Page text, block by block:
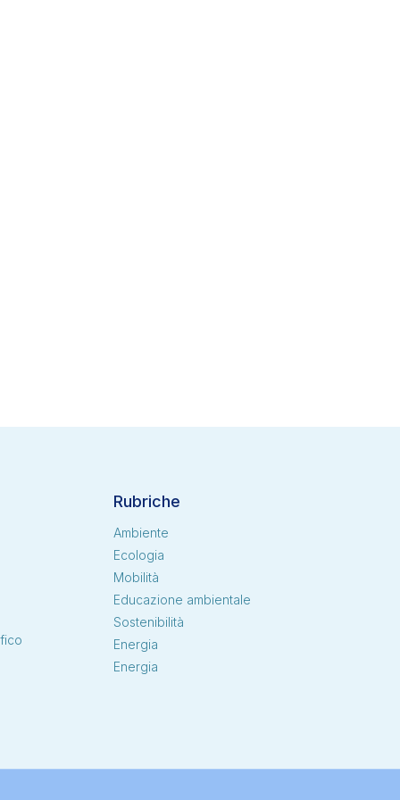
Rubriche
Ambiente
Ecologia
Mobilità
Educazione ambientale
Sostenibilità
Energia
Energia